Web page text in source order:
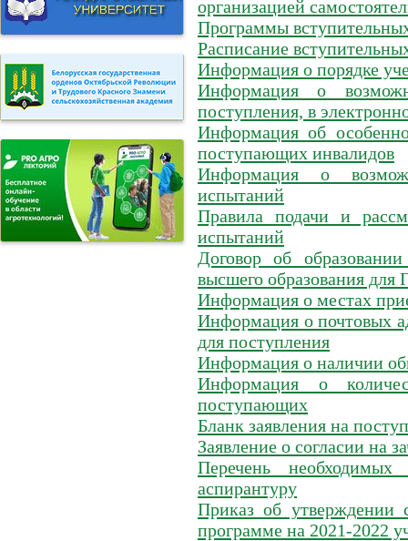
организацией
Программы
Расписание
Информация о порядке
Информация о
поступления, в
Информация об
поступающих инвалидов
Информация о
испытаний
Правила подачи и
испытаний
Договор об
высшего образования
Информация о местах
Информация о почтовых
для поступления
Информация о наличии
Информация о
поступающих
Бланк заявления на
Заявление о согласии на
Перечень
аспирантуру
Приказ об утверждении
программе на 2021-2022